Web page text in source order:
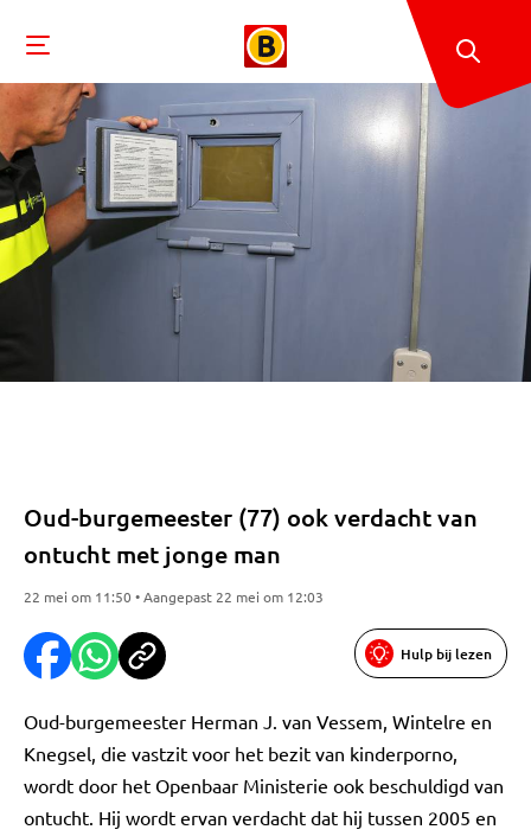
Oud-burgemeester (77) ook verdacht van
ontucht met jonge man
22 mei om 11:50 • Aangepast 22 mei om 12:03
Hulp bij lezen
Oud-burgemeester Herman J. van Vessem, Wintelre en
Knegsel, die vastzit voor het bezit van kinderporno,
wordt door het Openbaar Ministerie ook beschuldigd van
ontucht. Hij wordt ervan verdacht dat hij tussen 2005 en